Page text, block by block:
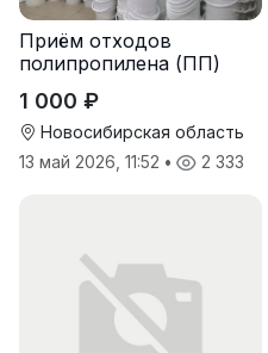
Приём отходов
полипропилена (ПП)
1 000 ₽
Новосибирская область
13 май 2026, 11:52 • 2 333